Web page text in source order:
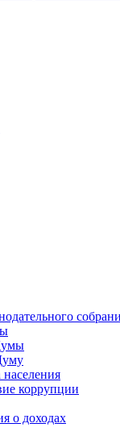
коррупции
о доходах